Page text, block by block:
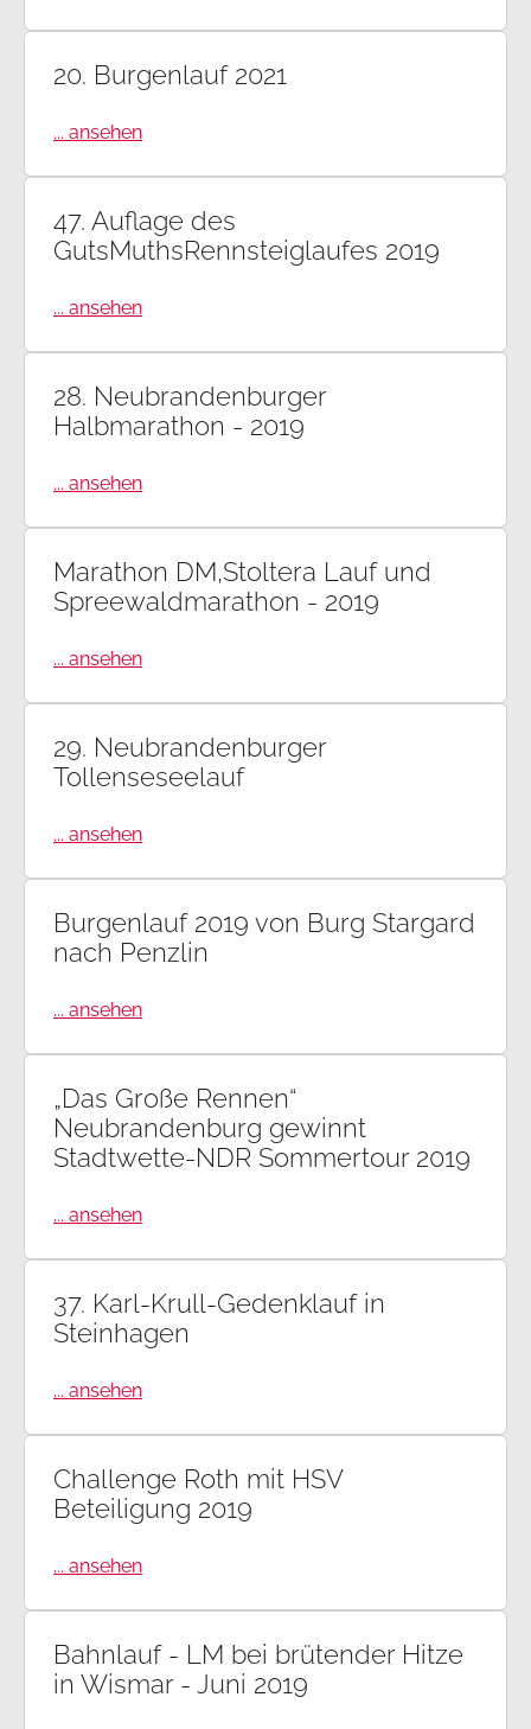
20. Burgenlauf 2021
... ansehen
47. Auflage des
GutsMuthsRennsteiglaufes 2019
... ansehen
28. Neubrandenburger
Halbmarathon - 2019
... ansehen
Marathon DM,Stoltera Lauf und
Spreewaldmarathon - 2019
... ansehen
29. Neubrandenburger
Tollenseseelauf
... ansehen
Burgenlauf 2019 von Burg Stargard
nach Penzlin
... ansehen
„Das Große Rennen“
Neubrandenburg gewinnt
Stadtwette-NDR Sommertour 2019
... ansehen
37. Karl-Krull-Gedenklauf in
Steinhagen
... ansehen
Challenge Roth mit HSV
Beteiligung 2019
... ansehen
Bahnlauf - LM bei brütender Hitze
in Wismar - Juni 2019